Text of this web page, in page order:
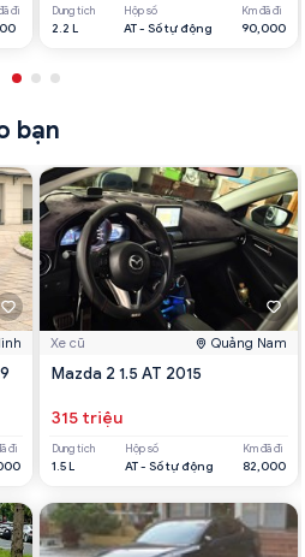
đi Dung tích
2.2 L
Hộp số
AT - Số tự động
Km đã đi
90,000
bạn
đi
Xe cũ Quảng Nam
Mazda 2 1.5 AT 2015
315 triệu
Dung tích
1.5 L
Hộp số
AT - Số tự động
Km đã đi
82,000